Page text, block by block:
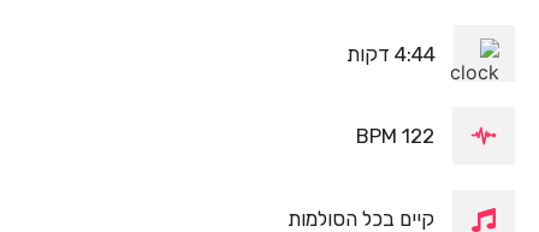
4:44 דקות
122 BPM
קיים בכל הסולמות